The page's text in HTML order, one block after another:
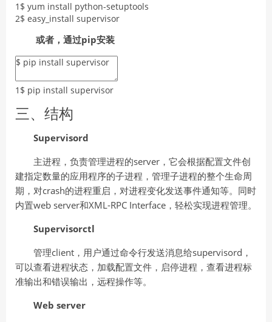
1
2
$ yum install python-setuptools
$ easy_install supervisor
或者，通过pip安装
1 $ pip install supervisor
三、结构
Supervisord
主进程，负责管理进程的server，它会根据配置文件创
建指定数量的应用程序的子进程，管理子进程的整个生命周
期，对crash的进程重启，对进程变化发送事件通知等。同时
内置web server和XML-RPC Interface，轻松实现进程管理。
Supervisorctl
管理client，用户通过命令行发送消息给supervisord，
可以查看进程状态，加载配置文件，启停进程，查看进程标
准输出和错误输出，远程操作等。
Web server